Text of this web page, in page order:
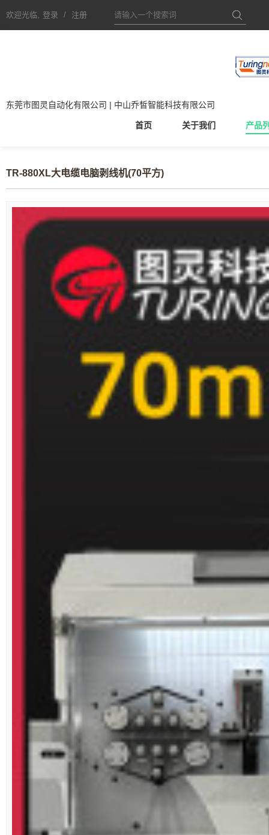
欢迎光临, 登录 / 注册
东莞市图灵自动化有限公司 | 中山乔皙智能科技有限公司
首页 关于我们 产品
TR-880XL大电缆电脑剥线机(70平方)